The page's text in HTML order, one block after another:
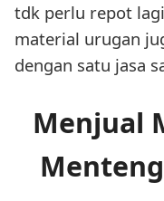
tdk perlu repot
material urugan
dengan satu jasa
Menjual